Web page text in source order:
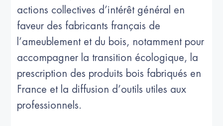
actions collectives d’intérêt général en
faveur des fabricants français de
l’ameublement et du bois, notamment pour
accompagner la transition écologique, la
prescription des produits bois fabriqués en
France et la diffusion d’outils utiles aux
professionnels.